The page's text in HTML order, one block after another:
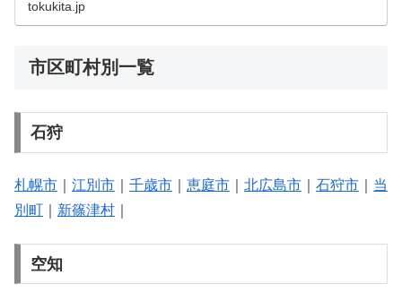
tokukita.jp
市区町村別一覧
石狩
札幌市 江別市 千歳市 恵庭市 北広島市 石狩市
当
別町
新篠津村
空知